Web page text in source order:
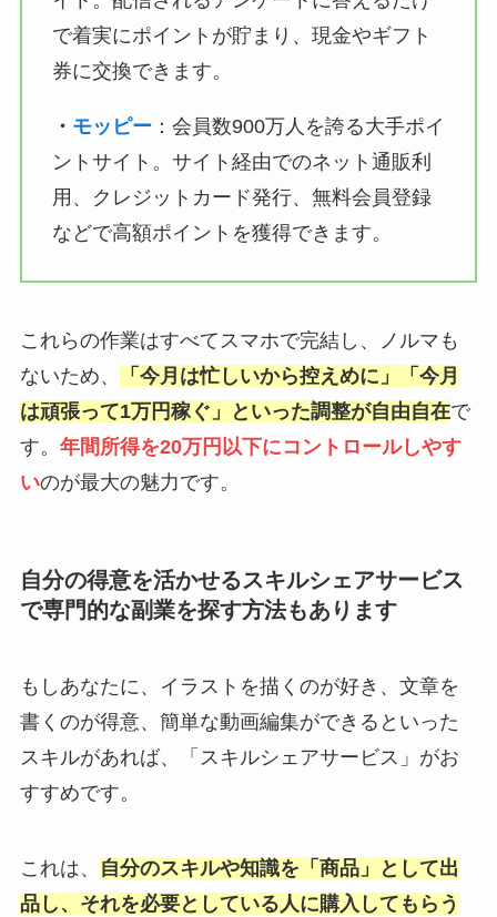
で着実にポイントが貯まり、現金やギフト
券に交換できます。
・ モッピー：会員数900万人を誇る大手ポイ
ントサイト。サイト経由でのネット通販利
用、クレジットカード発行、無料会員登録
などで高額ポイントを獲得できます。
これらの作業はすべてスマホで完結し、ノルマも
ないため、
「今月は忙しいから控えめに」「今月
は頑張って1万円稼ぐ」といった調整が自由自在で
す。 年間所得を20万円以下にコントロールしやす
いのが最大の魅力です。
自分の得意を活かせるスキルシェアサービス
で専門的な副業を探す方法もあります
もしあなたに、イラストを描くのが好き、文章を
書くのが得意、簡単な動画編集ができるといった
スキルがあれば、「スキルシェアサービス」がお
すすめです。
これは、
自分のスキルや知識を「商品」として出
品し、それを必要としている人に購入してもらう